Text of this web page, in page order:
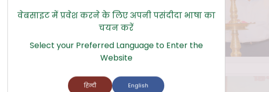
वेबसाइट में प्रवेश करने के लिए अपनी पसंदीदा भाषा का
चयन करें
Select your Preferred Language to Enter the
Website
हिन्दी English